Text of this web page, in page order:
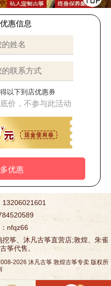
惠信息
以下到店优惠券
价，不参与此活动
13206021601
nfqz66
筝、沐凡古筝直营店;敦煌、朱雀
筝代售。
2026 沐凡古筝 敦煌古筝专卖版权所